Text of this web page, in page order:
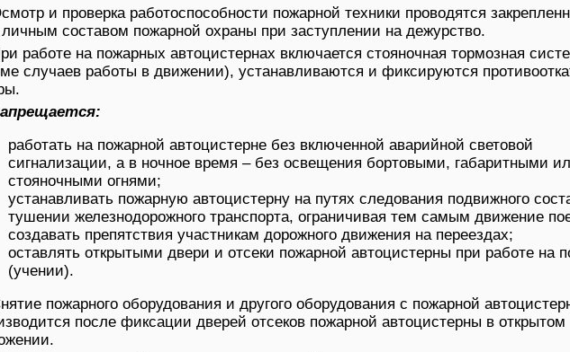
и проверка работоспособности пожарной техники проводятся
составом пожарной охраны при заступлении на дежурство.
работе на пожарных автоцистернах включается стояночная тормозная
случаев работы в движении), устанавливаются и фиксируются
работать на пожарной автоцистерне без включенной аварийной световой
сигнализации, а в ночное время – без освещения бортовыми, габаритными
стояночными огнями;
устанавливать пожарную автоцистерну на путях следования подвижного
тушении железнодорожного транспорта, ограничивая тем самым движение
создавать препятствия участникам дорожного движения на переездах;
оставлять открытыми двери и отсеки пожарной автоцистерны при работе на
(учении).
пожарного оборудования и другого оборудования с пожарной
после фиксации дверей отсеков пожарной автоцистерны в открытом